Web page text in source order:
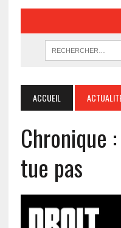
ACCUEIL
Chronique
tue pas